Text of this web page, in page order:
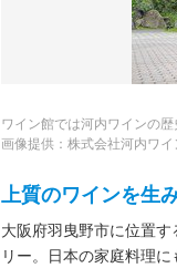
ワイン館では河内ワインの
画像提供：株式会社河内ワイ
上質のワインを生
大阪府羽曳野市に位置
リー。日本の家庭料理